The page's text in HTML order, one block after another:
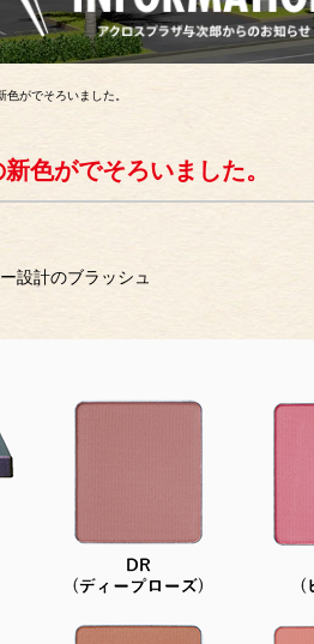
がでそろいました。
色がでそろいました。
設計のブラッシュ